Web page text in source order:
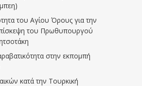
του Αγίου Όρους για την
του Πρωθυπουργού
στην εκπομπή
κατά την Τουρκική